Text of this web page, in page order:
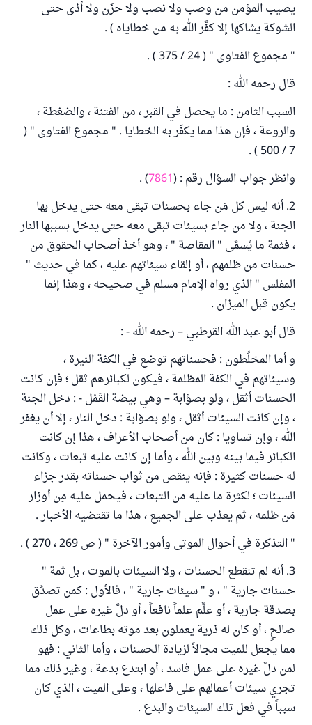
يصيب المؤمن من وصب ولا نصب ولا حزَن ولا أذى حتى
الشوكة يشاكها إلا كفَّر الله به من خطاياه ) .
" مجموع الفتاوى " ( 24 / 375 ) .
قال رحمه الله :
السبب الثامن : ما يحصل في القبر ، من الفتنة ، والضغطة ،
والروعة ، فإن هذا مما يكفّر به الخطايا . " مجموع الفتاوى " (
7 / 500 ) .
وانظر جواب السؤال رقم : (7861
) .
2. أنه ليس كل مَن جاء بحسنات تبقى معه حتى يدخل بها
الجنة ، ولا من جاء بسيئات تبقى معه حتى يدخل بسببها النار
، فثمة ما يُسمَّى " المقاصة " ، وهو أخذ أصحاب الحقوق من
حسنات من ظلمهم ، أو إلقاء سيئاتهم عليه ، كما في حديث "
المفلس " الذي رواه الإمام مسلم في صحيحه ، وهذا إنما
يكون قبل الميزان .
قال أبو عبد الله القرطبي – رحمه الله - :
و أما المخلِّطون : فحسناتهم توضع في الكفة النيرة ،
وسيئاتهم في الكفة المظلمة ، فيكون لكبائرهم ثقل ؛ فإن كانت
الحسنات أثقل ، ولو بصؤابة – وهي بيضة القَمْل - : دخل الجنة
، وإن كانت السيئات أثقل ، ولو بصؤابة : دخل النار ، إلا أن يغفر
الله ، وإن تساويا : كان من أصحاب الأعراف ، هذا إن كانت
الكبائر فيما بينه وبين الله ، وأما إن كانت عليه تبعات ، وكانت
له حسنات كثيرة : فإنه ينقص من ثواب حسناته بقدر جزاء
السيئات ؛ لكثرة ما عليه من التبعات ، فيحمل عليه مِن أوزار
مَن ظلمه ، ثم يعذب على الجميع ، هذا ما تقتضيه الأخبار .
" التذكرة في أحوال الموتى وأمور الآخرة " ( ص 269 ، 270 ) .
3. أنه لم تنقطع الحسنات ، ولا السيئات بالموت ، بل ثمة "
حسنات جارية " ، و " سيئات جارية " ، فالأول : كمن تصدَّق
بصدقة جارية ، أو علَّم علماً نافعاً ، أو دلَّ غيره على عمل
صالحٍ ، أو كان له ذرية يعملون بعد موته بطاعات ، وكل ذلك
مما يجعل للميت مجالاً لزيادة الحسنات ، وأما الثاني : فهو
لمن دلَّ غيره على عمل فاسد ، أو ابتدع بدعة ، وغير ذلك مما
تجري سيئات أعمالهم على فاعلها ، وعلى الميت ، الذي كان
سبباً في فعل تلك السيئات والبدع .